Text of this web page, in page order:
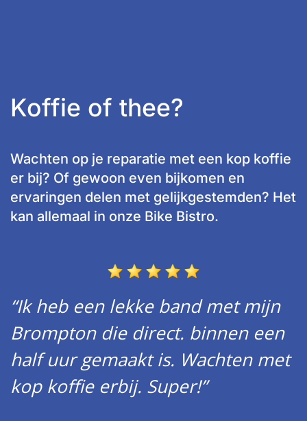
Koffie of thee?
Wachten op je reparatie met een kop koffie
er bij? Of gewoon even bijkomen en
ervaringen delen met gelijkgestemden? Het
kan allemaal in onze Bike Bistro.
“Ik heb een lekke band met mijn
Brompton die direct. binnen een
half uur gemaakt is. Wachten met
kop koffie erbij. Super!”